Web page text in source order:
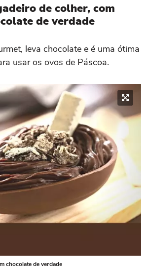
de colher, com
de verdade
leva chocolate e é uma ótima
usar os ovos de Páscoa.
chocolate de verdade